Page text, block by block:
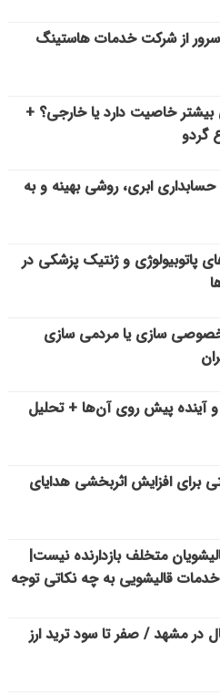
از شرکت خدمات هاستینگ
بیشتر خاصیت دارد یا خارجی؟ +
گردو
ابری، روشی بهینه و به
پاتوبیولوژی و ژنتیک پزشکی در
سازی یا مردمی سازی
پیش روی آن‌ها + تحلیل
برای افزایش اثربخشی هدایای
متخلف بازدارنده نیست|
خدمات قالیشویی به چه نکاتی توجه
در مشهد / صفر تا سود ترید ارز